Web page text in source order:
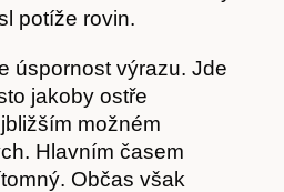
Akce
potíže rovin.
úspornost výrazu. Jde
jakoby ostře
možném
Hlavním časem
Občas však